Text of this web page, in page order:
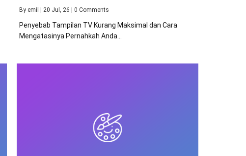
By emil 20 Jul, 26 0 Comments
Penyebab Tampilan TV Kurang Maksimal dan Cara
Mengatasinya Pernahkah Anda…